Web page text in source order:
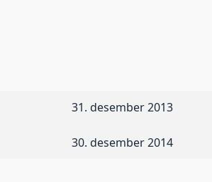
31. desember 2013
30. desember 2014